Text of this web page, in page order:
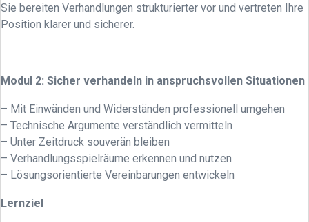
Sie bereiten Verhandlungen strukturierter vor und vertreten Ihre
Position klarer und sicherer.
Modul 2: Sicher verhandeln in anspruchsvollen Situationen
– Mit Einwänden und Widerständen professionell umgehen
– Technische Argumente verständlich vermitteln
– Unter Zeitdruck souverän bleiben
– Verhandlungsspielräume erkennen und nutzen
– Lösungsorientierte Vereinbarungen entwickeln
Lernziel